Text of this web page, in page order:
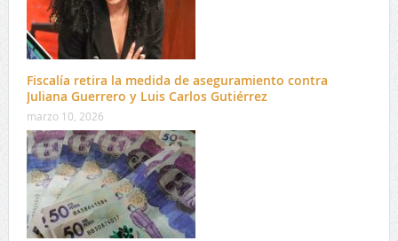
Fiscalía retira la medida de aseguramiento contra
Juliana Guerrero y Luis Carlos Gutiérrez
marzo 10, 2026